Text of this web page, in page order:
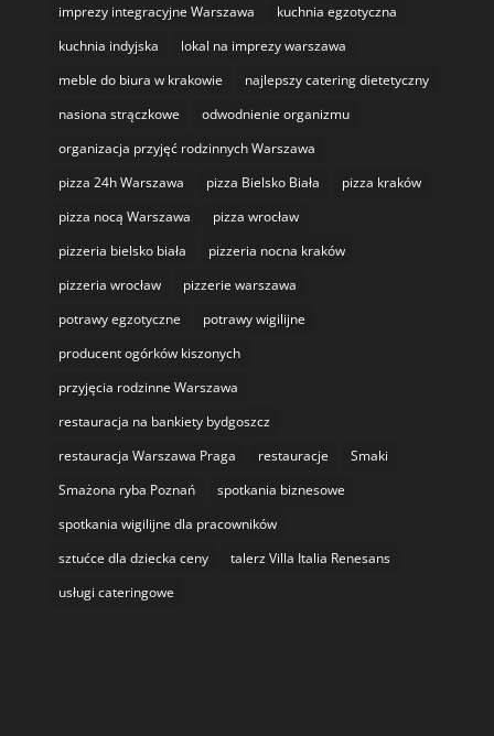
imprezy integracyjne Warszawa
kuchnia egzotyczna
kuchnia indyjska
lokal na imprezy warszawa
meble do biura w krakowie
najlepszy catering dietetyczny
nasiona strączkowe
odwodnienie organizmu
organizacja przyjęć rodzinnych Warszawa
pizza 24h Warszawa
pizza Bielsko Biała
pizza kraków
pizza nocą Warszawa
pizza wrocław
pizzeria bielsko biała
pizzeria nocna kraków
pizzeria wrocław
pizzerie warszawa
potrawy egzotyczne
potrawy wigilijne
producent ogórków kiszonych
przyjęcia rodzinne Warszawa
restauracja na bankiety bydgoszcz
restauracja Warszawa Praga
restauracje
Smaki
Smażona ryba Poznań
spotkania biznesowe
spotkania wigilijne dla pracowników
sztućce dla dziecka ceny
talerz Villa Italia Renesans
usługi cateringowe